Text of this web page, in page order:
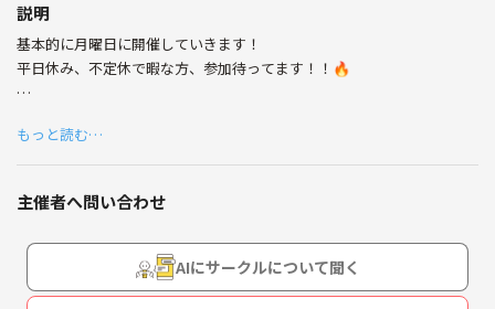
よろしくお願いします！🌮
説明
基本的に月曜日に開催していきます！
平日休み、不定休で暇な方、参加待ってます！！🔥
🏸
参加者全員が楽しめるイベントを心がけていいイベントにしましょ
う！！！
もっと読む…
主催者へ問い合わせ
AIにサークルについて聞く